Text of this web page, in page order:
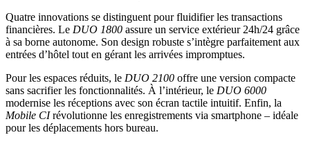
Quatre innovations se distinguent pour fluidifier les transactions
financières. Le DUO 1800 assure un service extérieur 24h/24 grâce
à sa borne autonome. Son design robuste s’intègre parfaitement aux
entrées d’hôtel tout en gérant les arrivées impromptues.
Pour les espaces réduits, le DUO 2100 offre une version compacte
sans sacrifier les fonctionnalités. À l’intérieur, le DUO 6000
modernise les réceptions avec son écran tactile intuitif. Enfin, la
Mobile CIrévolutionne les enregistrements via smartphone – idéale
pour les déplacements hors bureau.